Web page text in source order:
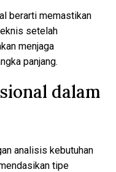
berarti memastikan
setelah
menjaga
panjang.
dalam
analisis kebutuhan
tipe